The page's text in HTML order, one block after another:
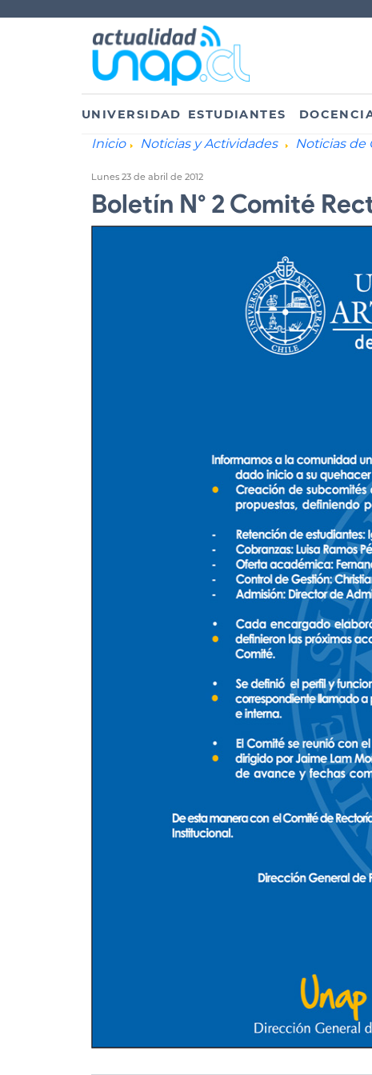
UNIVERSIDAD ESTUDIANTES
Inicio Noticias y Actividades Noticias de
Lunes 23 de abril de 2012
Boletín N° 2 Comité